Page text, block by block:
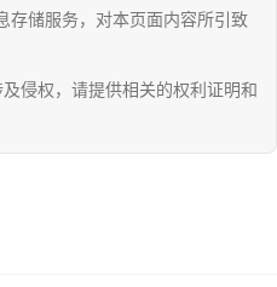
存储服务，对本页面内容所引致
侵权，请提供相关的权利证明和